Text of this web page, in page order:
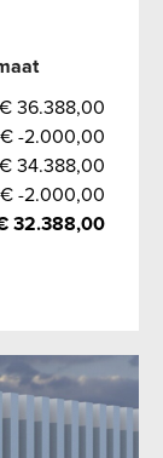
€ 36.388,00
€ -2.000,00
€ 34.388,00
€ -2.000,00
32.388,00